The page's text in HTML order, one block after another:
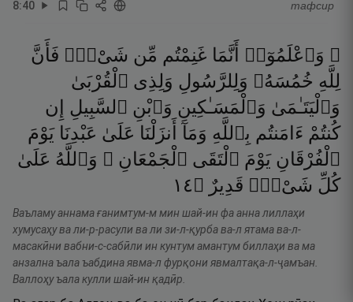
8:40 тафсир
۞ وَٱعْلَمُوٓا۟ أَنَّمَا غَنِمْتُم مِّن شَىْءٍۢ فَأَنَّ
لِلَّهِ خُمُسَهُۥ وَلِلرَّسُولِ وَلِذِى ٱلْقُرْبَىٰ
وَٱلْيَتَـٰمَىٰ وَٱلْمَسَـٰكِينِ وَٱبْنِ ٱلسَّبِيلِ
إِن
كُنتُمْ ءَامَنتُم بِٱللَّهِ وَمَآ أَنزَلْنَا عَلَىٰ عَبْدِنَا يَوْمَ
ٱلْفُرْقَانِ يَوْمَ ٱلْتَقَى ٱلْجَمْعَانِ ۗ وَٱللَّهُ عَلَىٰ
كُلِّ شَىْءٍۢ قَدِيرٌ ۝٤١
Ваъламу аннама ғанимтум-м мин шай-ин фа анна лиллаҳи
хумусаҳу ва ли-р-расули ва ли зи-л-қурба ва-л ятама ва-л-
масакӣни вабни-с-сабӣли ин кунтум амантум биллаҳи ва ма
анзална ъала ъабдина явма-л фурқони явмалтақа-л-ҷамъан.
Валлоҳу ъала кулли шай-ин қадӣр.